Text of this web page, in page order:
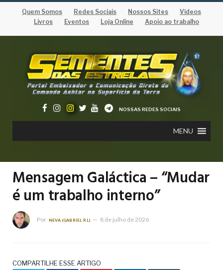
Quem Somos Redes Sociais Nossos Sites
Vídeos
Livros
Eventos Loja Online Apoio ao trabalho
NOSSAS REDES SOCIAIS
MENU
Mensagem Galáctica – “Mudar
é um trabalho interno”
Por NEVA (GABRIEL RL) 8 de julho de 2026
COMPARTILHE ESSE ARTIGO